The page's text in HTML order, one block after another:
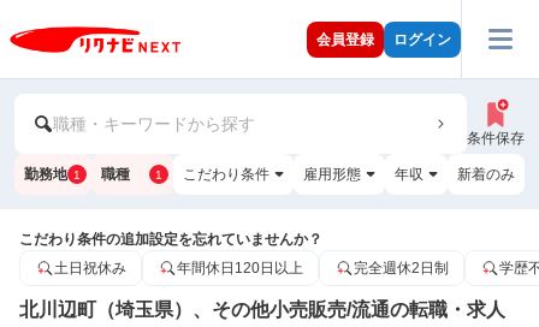
会員登録 ログイン
職種・キーワードから探す
条件保存
勤務地 1 職種 1 こだわり条件 雇用形態 年収 新着のみ
こだわり条件の追加設定を忘れていませんか？
土日祝休み
年間休日120日以上 完全週休2日制 学歴
北川辺町（埼玉県）、その他小売販売/流通の転職・求人